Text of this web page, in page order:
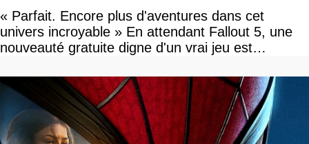
« Parfait. Encore plus d'aventures dans cet
univers incroyable » En attendant Fallout 5, une
nouveauté gratuite digne d'un vrai jeu est